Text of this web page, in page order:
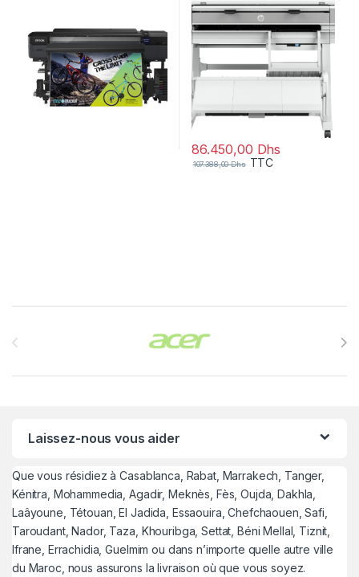
86.450,00 Dhs
107.388,00Dhs TTC
Laissez-nous vous aider
Que vous résidiez à Casablanca, Rabat, Marrakech, Tanger,
Kénitra, Mohammedia, Agadir, Meknès, Fès, Oujda, Dakhla,
Laâyoune, Tétouan, El Jadida, Essaouira, Chefchaouen, Safi,
Taroudant, Nador, Taza, Khouribga, Settat, Béni Mellal, Tiznit,
Ifrane, Errachidia, Guelmim ou dans n’importe quelle autre ville
du Maroc, nous assurons la livraison où que vous soyez.